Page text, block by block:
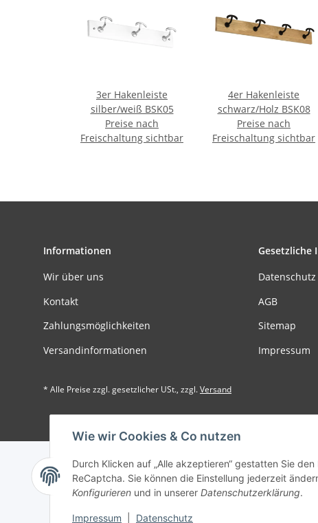
Wie wir Cookies & Co nutzen
Durch Klicken auf „Alle akzeptieren“ gestatten Sie
ReCaptcha. Sie können die Einstellung jederzeit
Konfigurieren und in unserer Datenschutzerklärung.
Impressum Datenschutz
3er Hakenleiste
silber/weiß BSK05
Preise nach
Freischaltung sichtbar
4er Hakenleiste
schwarz/Holz BSK08
Preise nach
Freischaltung sichtbar
Informationen
Wir über uns
Kontakt
Zahlungsmöglichkeiten
Versandinformationen
Gesetzliche
Datenschutz
AGB
Sitemap
Impressum
* Alle Preise zzgl. gesetzlicher USt., zzgl.Versand